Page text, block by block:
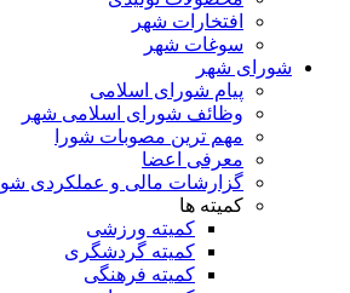
افتخارات شهر
سوغات شهر
شورای شهر
پیام شورای اسلامی
وظائف شورای اسلامی شهر
مهم ترین مصوبات شورا
معرفی اعضا
گزارشات مالی و عملکردی شوارا
کمیته ها
کمیته ورزشی
کمیته گردشگری
کمیته فرهنگی